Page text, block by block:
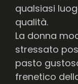
qualsiasi
qualità.
La donna
stressato
pasto
frenetico